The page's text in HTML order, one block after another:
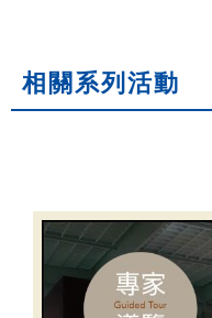
相關系列活動